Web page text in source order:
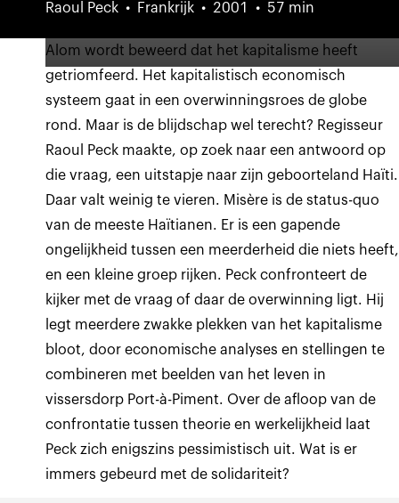
Raoul Peck
Frankrijk 2001 57 min
Alom wordt beweerd dat het kapitalisme heeft
getriomfeerd. Het kapitalistisch economisch
systeem gaat in een overwinningsroes de globe
rond. Maar is de blijdschap wel terecht? Regisseur
Raoul Peck maakte, op zoek naar een antwoord op
die vraag, een uitstapje naar zijn geboorteland Haïti.
Daar valt weinig te vieren. Misère is de status-quo
van de meeste Haïtianen. Er is een gapende
ongelijkheid tussen een meerderheid die niets heeft,
en een kleine groep rijken. Peck confronteert de
kijker met de vraag of daar de overwinning ligt. Hij
legt meerdere zwakke plekken van het kapitalisme
bloot, door economische analyses en stellingen te
combineren met beelden van het leven in
vissersdorp Port-à-Piment. Over de afloop van de
confrontatie tussen theorie en werkelijkheid laat
Peck zich enigszins pessimistisch uit. Wat is er
immers gebeurd met de solidariteit?